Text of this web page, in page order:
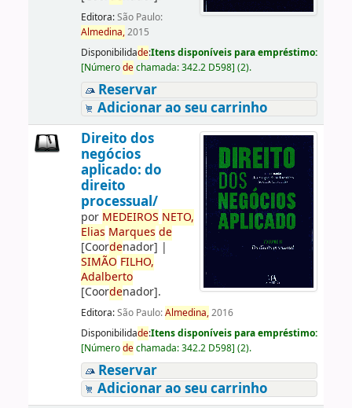
Editora:São Paulo:
Almedina,2015
Disponibilidade:Itens disponíveis para empréstimo:
[Númerodechamada:342.2 D598] (2).
Reservar
Adicionar ao seu carrinho
Direito dos
negócios
aplicado: do
direito
processual/
por MEDEIROS NETO,
Elias Marques de
[Coordenador] |
SIMÃO FILHO,
Adalberto
[Coordenador].
Editora:São Paulo:Almedina,2016
Disponibilidade:Itens disponíveis para empréstimo:
[Númerodechamada:342.2 D598] (2).
Reservar
Adicionar ao seu carrinho